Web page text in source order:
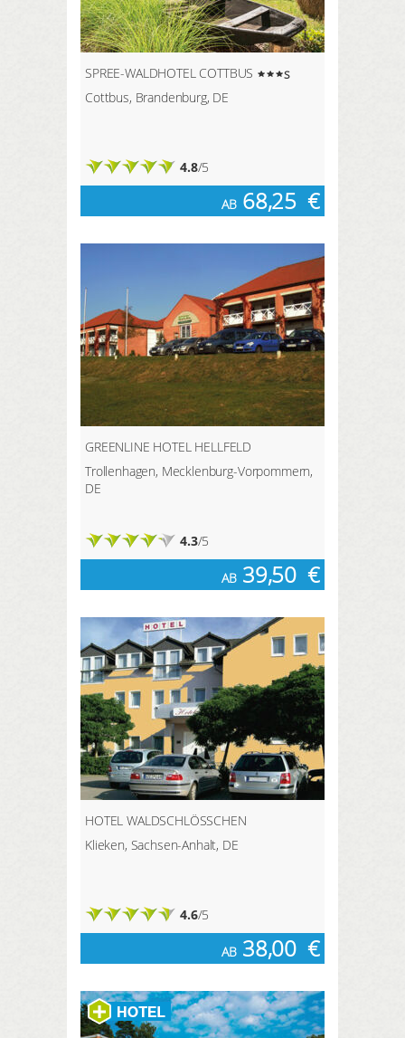
SPREE-WALDHOTEL COTTBUS
s
Cottbus, Brandenburg, DE
4.8/5
AB 68,25 €
GREENLINE HOTEL HELLFELD
Trollenhagen, Mecklenburg-Vorpommern,
DE
4.3/5
AB 39,50 €
HOTEL WALDSCHLÖSSCHEN
Klieken, Sachsen-Anhalt, DE
4.6/5
AB 38,00 €